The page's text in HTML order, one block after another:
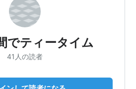
でティータイム
41人の読者